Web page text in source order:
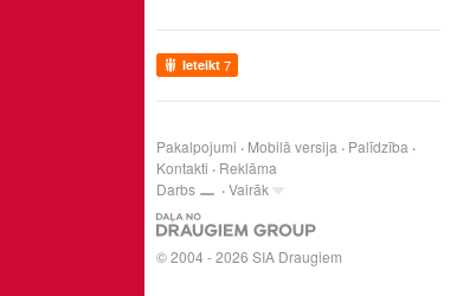
Ieteikt 7
Pakalpojumi Mobilā versija
Palīdzība
Kontakti
Reklāma
Darbs
Vairāk
© 2004 - 2026 SIA Draugiem